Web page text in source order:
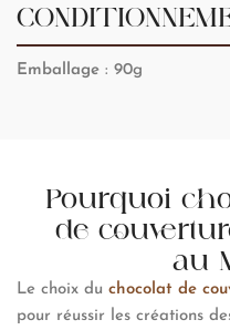
Emballage : 90g
Pourquoi
de
au
Le choix du chocolat de
pour réussir les créations